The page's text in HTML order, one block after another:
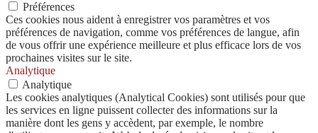
Préférences
Ces cookies nous aident à enregistrer vos paramètres et vos
préférences de navigation, comme vos préférences de langue, afin
de vous offrir une expérience meilleure et plus efficace lors de vos
prochaines visites sur le site.
Analytique
Analytique
Les cookies analytiques (Analytical Cookies) sont utilisés pour que
les services en ligne puissent collecter des informations sur la
manière dont les gens y accèdent, par exemple, le nombre